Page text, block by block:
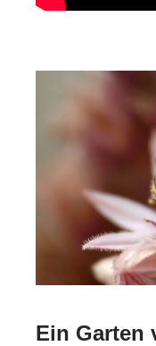
Ein Garten